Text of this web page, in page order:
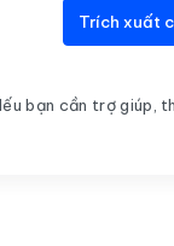
Trích xuất
bạn cần trợ giúp,